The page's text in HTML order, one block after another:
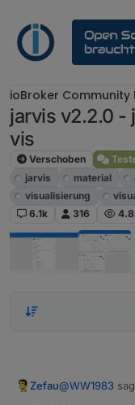
ioBroker Community
jarvis v2.2.0 -
vis
Verschoben
jarvis
material
visualisierung
6.1k
316
Zefau@WW1983